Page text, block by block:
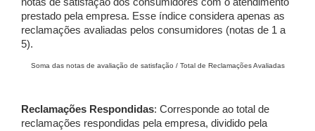
notas de satisfação dos consumidores com o atendimento
prestado pela empresa. Esse índice considera apenas as
reclamações avaliadas pelos consumidores (notas de 1 a
5).
Soma das notas de avaliação de satisfação / Total de Reclamações Avaliadas
Reclamações Respondidas: Corresponde ao total de
reclamações respondidas pela empresa, dividido pela